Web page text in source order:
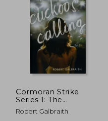
50%
dcto.
$ 106.469
$ 53.235
Cormoran Strike
Series 1: The
Cuckoo`S Calling -
Hachette *hb (en
Robert Galbraith